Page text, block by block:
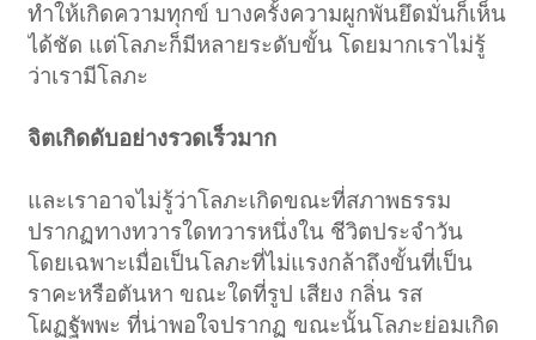
ทำให้เกิดความทุกข์ บางครั้งความผูกพันยึดมั่นก็เห็น
ได้ชัด แต่โลภะก็มีหลายระดับขั้น โดยมากเราไม่รู้
ว่าเรามีโลภะ
จิตเกิดดับอย่างรวดเร็วมาก
และเราอาจไม่รู้ว่าโลภะเกิดขณะที่สภาพธรรม
ปรากฏทางทวารใดทวารหนึ่งใน ชีวิตประจำวัน
โดยเฉพาะเมื่อเป็นโลภะที่ไม่แรงกล้าถึงขั้นที่เป็น
ราคะหรือตันหา ขณะใดที่รูป เสียง กลิ่น รส
โผฏฐัพพะ ที่น่าพอใจปรากฏ ขณะนั้นโลภะย่อมเกิด